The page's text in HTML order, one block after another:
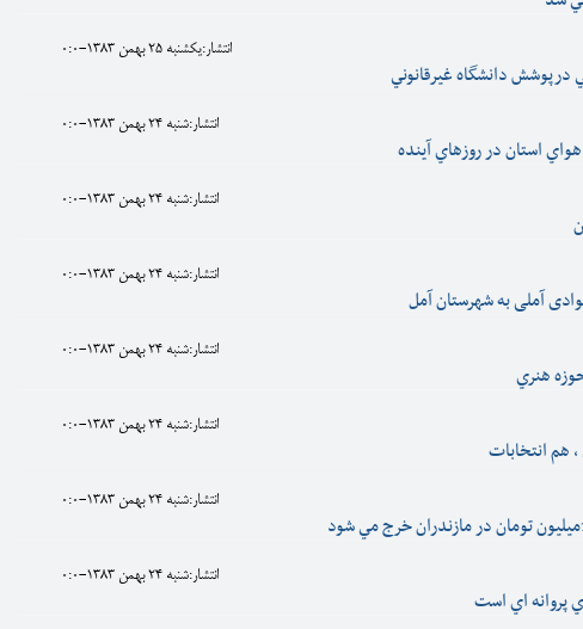
انتشار:يکشنبه 25 بهمن 1383-0:0
درپوشش دانشگاه غيرقانوني
انتشار:شنبه 24 بهمن 1383-0:0
استان در روزهاي آينده
انتشار:شنبه 24 بهمن 1383-0:0
انتشار:شنبه 24 بهمن 1383-0:0
آملی به شهرستان آمل
انتشار:شنبه 24 بهمن 1383-0:0
هنري
انتشار:شنبه 24 بهمن 1383-0:0
هم انتخابات
انتشار:شنبه 24 بهمن 1383-0:0
انتشار:شنبه 24 بهمن 1383-0:0
پروانه اي است